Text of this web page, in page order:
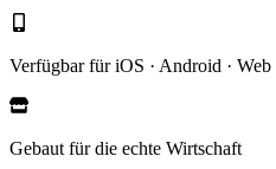
Verfügbar für iOS · Android · Web
Gebaut für die echte Wirtschaft